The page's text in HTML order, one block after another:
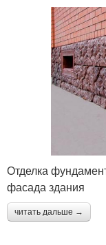
Отделка
фасада здания
читать дальше →